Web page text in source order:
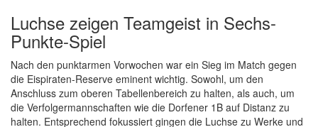
Luchse zeigen Teamgeist in Sechs-
Punkte-Spiel
Nach den punktarmen Vorwochen war ein Sieg im Match gegen
die Eispiraten-Reserve eminent wichtig. Sowohl, um den
Anschluss zum oberen Tabellenbereich zu halten, als auch, um
die Verfolgermannschaften wie die Dorfener 1B auf Distanz zu
halten. Entsprechend fokussiert gingen die Luchse zu Werke und